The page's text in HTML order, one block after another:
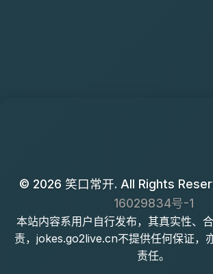
© 2026 笑口常开. All Rights
16029834号-1
本站内容系用户自行发布，其真实性、
责，jokes.go2live.cn不提供任何保证，
责任。